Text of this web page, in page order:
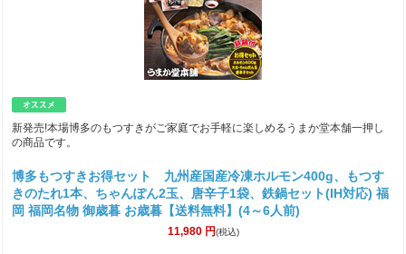
新発売!本場博多のもつすきがご家庭でお手軽に楽しめるうまか堂本舗一押し
の商品です。
博多もつすきお得セット 九州産国産冷凍ホルモン400g、もつす
きのたれ1本、ちゃんぽん2玉、唐辛子1袋、鉄鍋セット(IH対応) 福
岡 福岡名物 御歳暮 お歳暮【送料無料】(4～6人前)
11,980円(税込)